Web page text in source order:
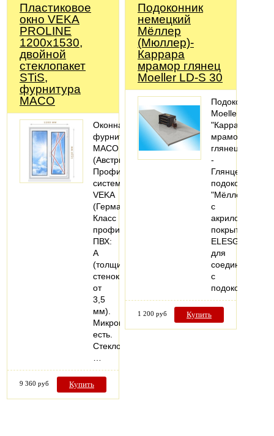
Пластиковое
окно VEKA
PROLINE
1200х1530,
двойной
стеклопакет
STiS,
фурнитура
MACO
Оконная
фурнитура
MACO
(Австрия).
Профильная
система:
VEKA
(Германия).
Класс
профиля
ПВХ:
А
(толщина
стенок
от
3,5
мм).
Микропроветривание:
есть.
Стеклопакеты:
9 360 руб Купить
Подоконник
немецкий
Мёллер
(Мюллер)-
Каррара
мрамор глянец
Moeller LD-S 30
Подоконник
Moeller
"Каррара
мрамор"
глянец
-
Глянцевые
подоконники
"Мёллер"
с
акриловым
покрытием
ELESGO,
для
соединения
с
подоконной…
1 200 руб Купить